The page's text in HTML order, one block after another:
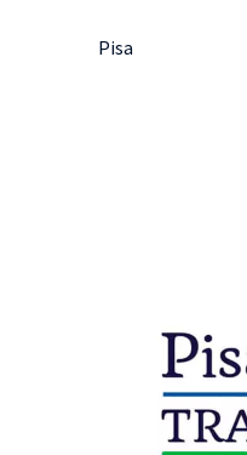
Pisa